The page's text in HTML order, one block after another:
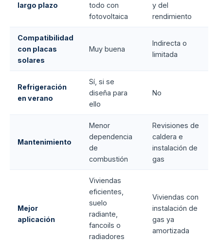
largo plazo
todo con
fotovoltaica
y del
rendimiento
Compatibilidad
con placas
solares
Muy buena
Indirecta o
limitada
Refrigeración
en verano
Sí, si se
diseña para
ello
No
Mantenimiento
Menor
dependencia
de
combustión
Revisiones de
caldera e
instalación de
gas
Mejor
aplicación
Viviendas
eficientes,
suelo
radiante,
fancoils o
radiadores
Viviendas con
instalación de
gas ya
amortizada